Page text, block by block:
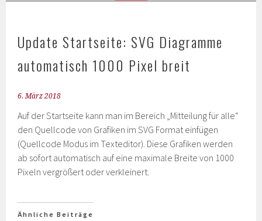
Update Startseite: SVG Diagramme
automatisch 1000 Pixel breit
6. März 2018
Auf der Startseite kann man im Bereich „Mitteilung für alle“
den Quellcode von Grafiken im SVG Format einfügen
(Quellcode Modus im Texteditor). Diese Grafiken werden
ab sofort automatisch auf eine maximale Breite von 1000
Pixeln vergrößert oder verkleinert.
Ähnliche Beiträge